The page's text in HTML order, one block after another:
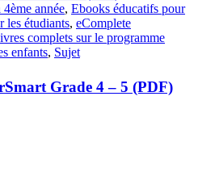
année, Ebooks éducatifs pour
les étudiants, eComplete
complets sur le programme
enfants, Sujet
Grade 4 – 5 (PDF)